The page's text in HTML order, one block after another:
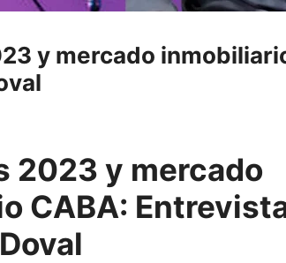
y mercado
2023 y mercado
CABA: